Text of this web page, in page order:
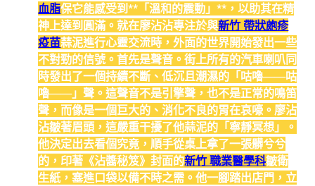
血脂保它能感受到**「溫和的震動」**，以助其在精
神上達到圓滿。就在廖沾沾專注於與新竹 帶狀皰疹
疫苗蒜泥進行心靈交流時，外面的世界開始發出一些
不對勁的信號。首先是聲音。街上所有的汽車喇叭同
時發出了一個持續不斷、低沉且潮濕的「咕嚕——咕
嚕——」聲。這聲音不是引擎聲，也不是正常的鳴笛
聲，而像是一個巨大的、消化不良的胃在哀嚎。廖沾
沾皺著眉頭，這嚴重干擾了他蒜泥的「寧靜冥想」。
他決定出去看個究竟，順手從桌上拿了一張髒兮兮
的，印著《沾醬秘笈》封面的新竹 職業醫學科皺衛
生紙，塞進口袋以備不時之需。他一腳踏出店門，立